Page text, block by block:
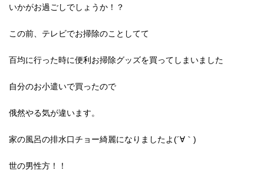
いかがお過ごしでしょうか！？
この前、テレビでお掃除のことしてて
百均に行った時に便利お掃除グッズを買ってしまいました
自分のお小遣いで買ったので
俄然やる気が違います。
家の風呂の排水口チョー綺麗になりましたよ(´∀｀)
世の男性方！！